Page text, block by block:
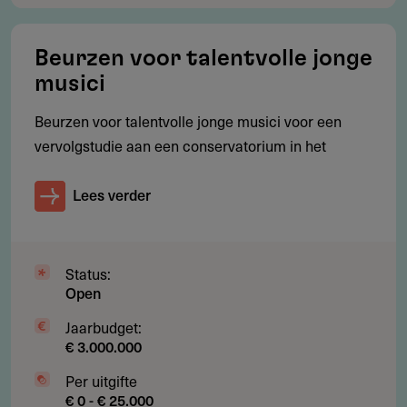
moment van beoordeling
Projecten met een politiek, religieus of overwegend
sociaal-maatschappelijk doel
Initiatieven waarvoor het fonds het merendeel van de
Projecten die al (grotendeels) zijn gerealiseerd op het
Online, via de website van het fonds (zie links).
Meesturen
Beurzen voor talentvolle jonge
musici
Beurzen voor talentvolle jonge musici voor een
vervolgstudie aan een conservatorium in het
Lees verder
Status:
Open
Jaarbudget:
€ 3.000.000
Per uitgifte
€ 0 - € 25.000